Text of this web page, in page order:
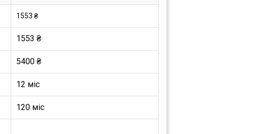
1553 ₴
1553 ₴
5400 ₴
12 міс
120 міс